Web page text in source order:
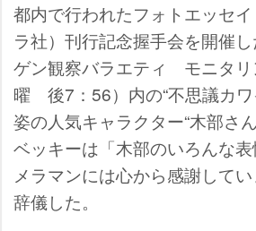
都内で行われたフォトエッセ
ラ社）刊行記念握手会を開催
ゲン観察バラエティ モニタリ
曜 後7：56）内の“不思議カワ
姿の人気キャラクター“木部さ
ベッキーは「木部のいろんな
メラマンには心から感謝して
辞儀した。